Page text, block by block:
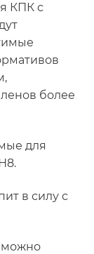
КПК с
более
для
в силу с
можно